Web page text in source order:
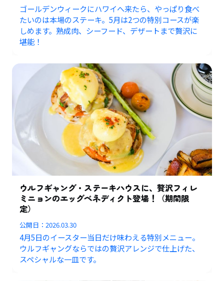
ゴールデンウィークにハワイへ来たら、やっぱり食べ
たいのは本場のステーキ。5月は2つの特別コースが楽
しめます。熟成肉、シーフード、デザートまで贅沢に
堪能！
ウルフギャング・ステーキハウスに、贅沢フィレ
ミニョンのエッグベネディクト登場！（期間限
定）
公開日：2026.03.30
4月5日のイースター当日だけ味わえる特別メニュー。
ウルフギャングならではの贅沢アレンジで仕上げた、
スペシャルな一皿です。